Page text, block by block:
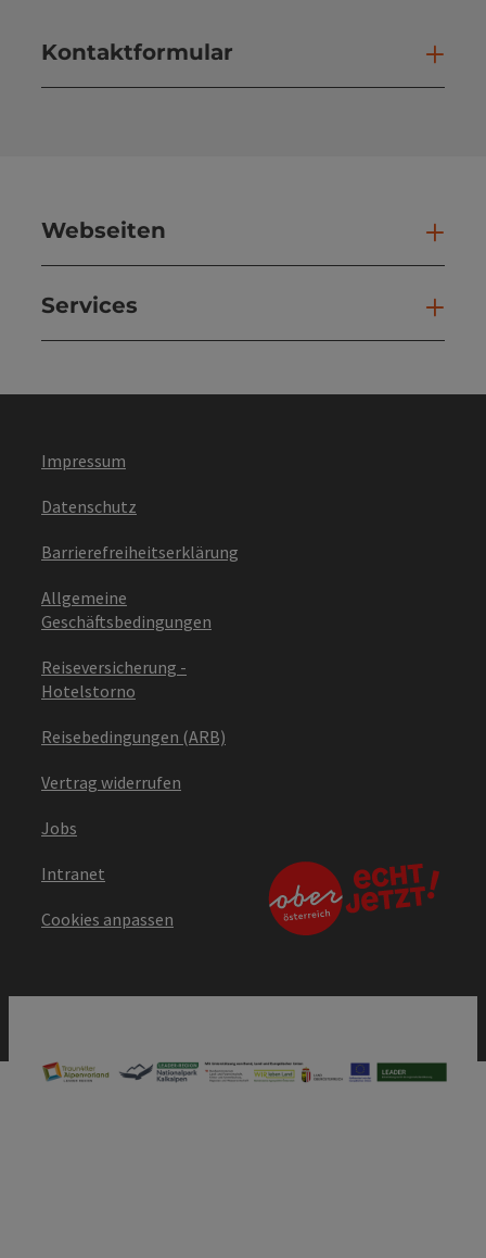
Kontaktformular
Webseiten
Services
Impressum
Datenschutz
Barrierefreiheitserklärung
Allgemeine
Geschäftsbedingungen
Reiseversicherung -
Hotelstorno
Reisebedingungen (ARB)
Vertrag widerrufen
Jobs
Intranet
Cookies anpassen